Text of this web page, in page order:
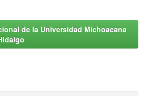
de la Universidad Michoacana